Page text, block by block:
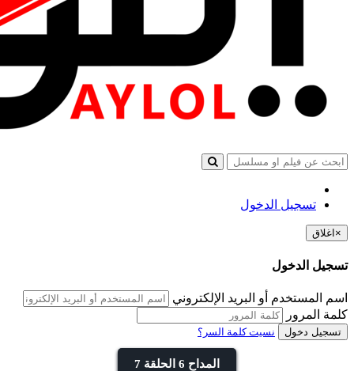
تسجيل الدخول
× اغلاق
تسجيل الدخول
اسم المستخدم أو البريد الإلكتروني
كلمة المرور
تسجيل دخول نسيت كلمة السر؟
المداح 6 الحلقة 7